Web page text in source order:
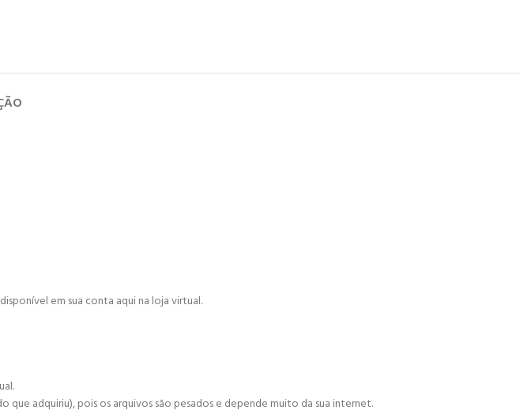
em sua conta aqui na loja virtual.
adquiriu), pois os arquivos são pesados e depende muito da sua internet.